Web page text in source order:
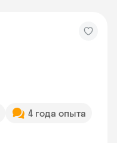
4 года опыта